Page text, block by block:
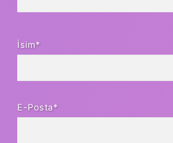
İsim*
E-Posta*